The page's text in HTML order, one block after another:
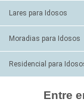
Lares para Idosos
Moradias para Idosos
Residencial para
Entre